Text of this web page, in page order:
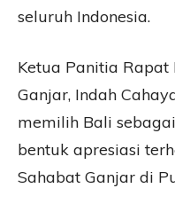
seluruh Indonesia.
Ketua Panitia Rapat
Ganjar, Indah
memilih Bali
bentuk apresiasi
Sahabat Ganjar di